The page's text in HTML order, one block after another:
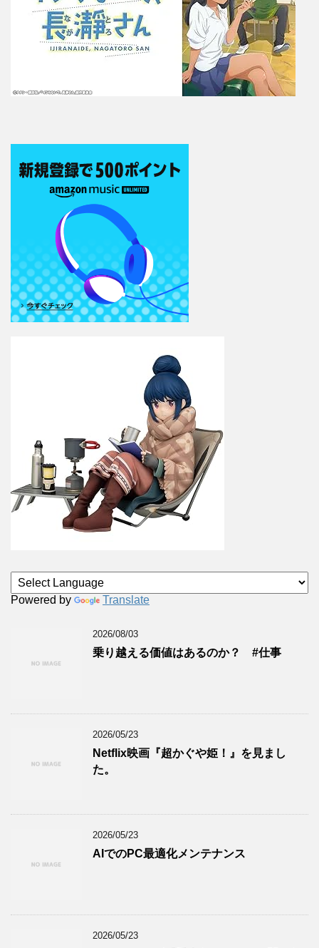
Powered by Translate
2026/08/03
乗り越える価値はあるのか？ #仕事
2026/05/23
Netflix映画『超かぐや姫！』を見まし
た。
2026/05/23
AIでのPC最適化メンテナンス
2026/05/23